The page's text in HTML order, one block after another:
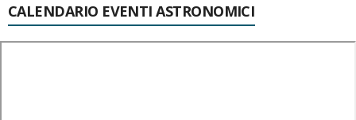
CALENDARIO EVENTI ASTRONOMICI